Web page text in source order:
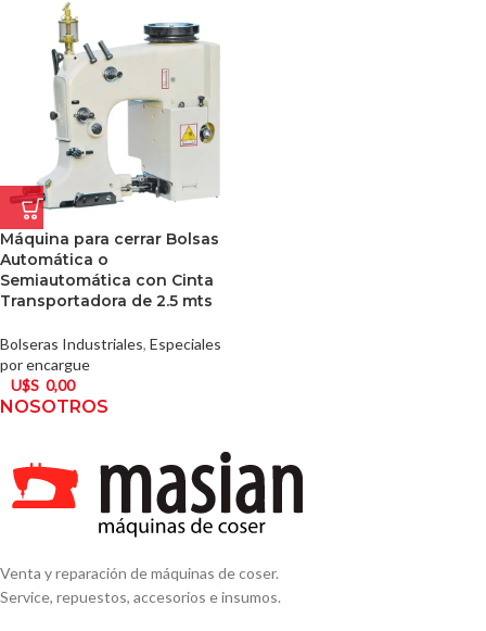
Máquina para cerrar Bolsas
Automática o
Semiautomática con Cinta
Transportadora de 2.5 mts
Bolseras Industriales, Especiales
por encargue
U$S 0,00
NOSOTROS
Venta y reparación de máquinas de coser.
Service, repuestos, accesorios e insumos.